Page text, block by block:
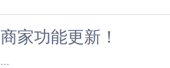
商家功能更新！
​...